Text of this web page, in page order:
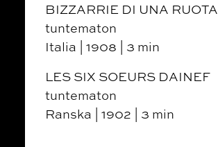
BIZZARRIE DI UNA RUOTA
tuntematon
Italia | 1908 | 3 min
LES SIX SOEURS DAINEF
tuntematon
Ranska | 1902 | 3 min